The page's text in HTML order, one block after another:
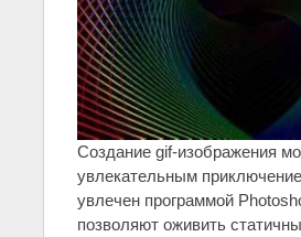
Создание gif-изображения
увлекательным
увлечен программой
позволяют оживить